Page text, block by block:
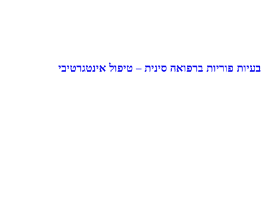
בעיות פוריות ברפואה סינית – טיפול אינטגרטיבי